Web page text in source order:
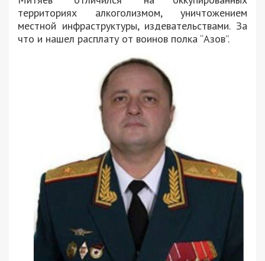
территориях алкоголизмом, уничтожением
местной инфраструктуры, издевательствами. За
что и нашел расплату от воинов полка “Азов”.